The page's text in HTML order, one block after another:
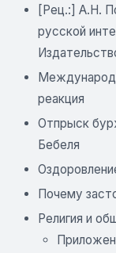
[Рец.:] А.Н.
русской
реакция
Отпрыск
Бебеля
Почему
Религия и